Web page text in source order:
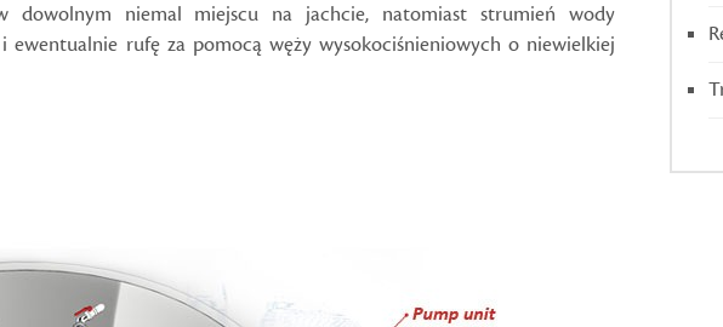
dowolnym niemal miejscu na jachcie, natomiast strumień wody
ewentualnie rufę za pomocą węży wysokociśnieniowych o niewielkiej